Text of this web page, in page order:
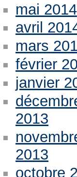
mai 2014
avril
mars
février
janvier
2013
2013
octobre